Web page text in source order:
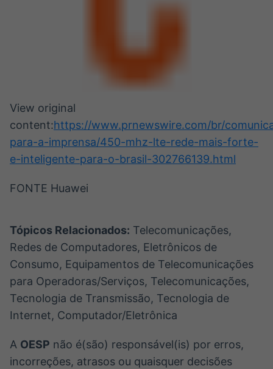
View original
content:https://www.prnewswire.com/br/
para-a-imprensa/450-mhz-lte-rede-mais-forte-
e-inteligente-para-o-brasil-302766139.html
FONTE Huawei
Tópicos Relacionados: Telecomunicações,
Redes de Computadores, Eletrônicos de
Consumo, Equipamentos de Telecomunicações
para Operadoras/Serviços, Telecomunicações,
Tecnologia de Transmissão, Tecnologia de
Internet, Computador/Eletrônica
A OESP não é(são) responsável(is) por erros,
incorreções, atrasos ou quaisquer decisões